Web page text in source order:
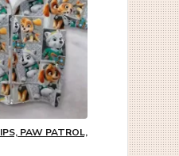
PAW PATROL,